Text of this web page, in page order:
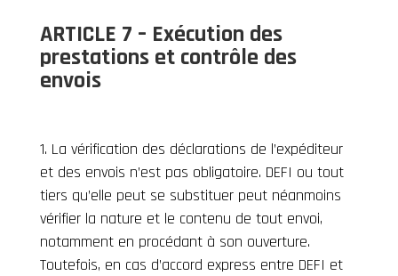
ARTICLE 7 – Exécution des
prestations et contrôle des
envois
La vérification des déclarations de l’expéditeur
et des envois n’est pas obligatoire. DEFI ou tout
tiers qu’elle peut se substituer peut néanmoins
vérifier la nature et le contenu de tout envoi,
notamment en procédant à son ouverture.
Toutefois, en cas d’accord express entre DEFI et